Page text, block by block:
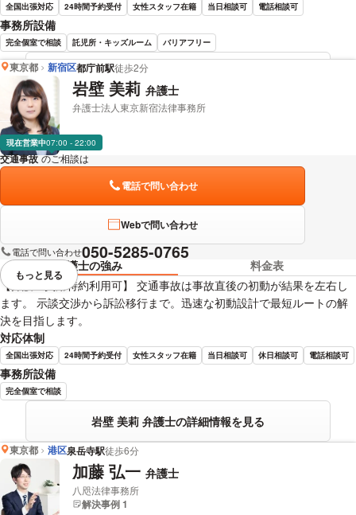
全国出張対応 24時間予約受付 女性スタッフ在籍 当日相談可 電話相談可
事務所設備
完全個室で相談 託児所・キッズルーム バリアフリー
長瀬 佑志 弁護士の詳細情報を見る
東京都 新宿区都庁前駅徒歩2分
岩壁 美莉 弁護士
弁護士法人東京新宿法律事務所
現在営業中07:00 - 22:00
交通事故 のご相談は
電話で問い合わせ
Webで問い合わせ
電話で問い合わせ050-5285-0765
弁護士の強み
料金表
【弁護士費用特約利用可】 交通事故は事故直後の初動が結果を左右し
ます。 示談交渉から訴訟移行まで。迅速な初動設計で最短ルートの解
決を目指します。
対応体制
全国出張対応 24時間予約受付 女性スタッフ在籍 当日相談可 休日相談可 電話相談可
事務所設備
完全個室で相談
岩壁 美莉 弁護士の詳細情報を見る
視覚的に省略されている要素を
もっと見る
東京都 港区泉岳寺駅徒歩6分
加藤 弘一 弁護士
八咫法律事務所
解決事例 1